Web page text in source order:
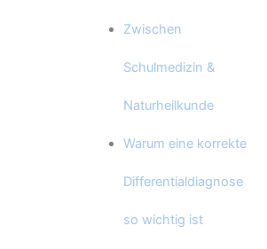
Zwischen
Schulmedizin &
Naturheilkunde
Warum eine korrekte
Differentialdiagnose
so wichtig ist